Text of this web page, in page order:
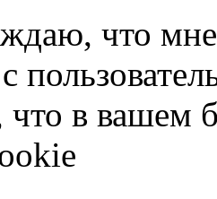
что
что в вашем